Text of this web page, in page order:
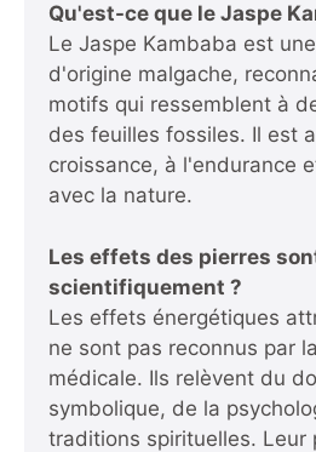
Qu'est-ce que le Jaspe
Le Jaspe Kambaba est
d'origine malgache,
motifs qui ressemblent à
des feuilles fossiles. Il est
croissance, à l'endurance
avec la nature.
Les effets des pierres
scientifiquement ?
Les effets énergétiques
ne sont pas reconnus par
médicale. Ils relèvent du
symbolique, de la
traditions spirituelles. Leur